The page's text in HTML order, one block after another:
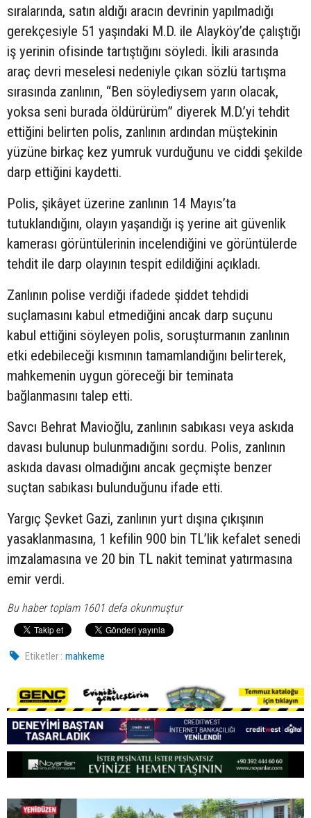
sıralarında, satın aldığı aracın devrinin yapılmadığı
gerekçesiyle 51 yaşındaki M.D. ile Alayköy’de çalıştığı
iş yerinin ofisinde tartıştığını söyledi. İkili arasında
araç devri meselesi nedeniyle çıkan sözlü tartışma
sırasında zanlının, “Ben söylediysem yarın olacak,
yoksa seni burada öldürürüm” diyerek M.D.’yi tehdit
ettiğini belirten polis, zanlının ardından müştekinin
yüzüne birkaç kez yumruk vurduğunu ve ciddi şekilde
darp ettiğini kaydetti.
Polis, şikâyet üzerine zanlının 14 Mayıs’ta
tutuklandığını, olayın yaşandığı iş yerine ait güvenlik
kamerası görüntülerinin incelendiğini ve görüntülerde
tehdit ile darp olayının tespit edildiğini açıkladı.
Zanlının polise verdiği ifadede şiddet tehdidi
suçlamasını kabul etmediğini ancak darp suçunu
kabul ettiğini söyleyen polis, soruşturmanın zanlının
etki edebileceği kısmının tamamlandığını belirterek,
mahkemenin uygun göreceği bir teminata
bağlanmasını talep etti.
Savcı Behrat Mavioğlu, zanlının sabıkası veya askıda
davası bulunup bulunmadığını sordu. Polis, zanlının
askıda davası olmadığını ancak geçmişte benzer
suçtan sabıkası bulunduğunu ifade etti.
Yargıç Şevket Gazi, zanlının yurt dışına çıkışının
yasaklanmasına, 1 kefilin 900 bin TL’lik kefalet senedi
imzalamasına ve 20 bin TL nakit teminat yatırmasına
emir verdi.
Bu haber toplam 1601 defa okunmuştur
Etiketler : mahkeme